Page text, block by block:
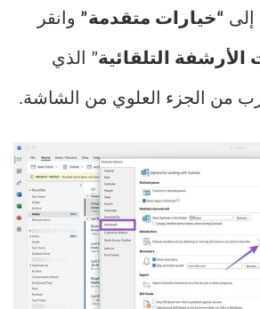
إلى “خيارات متقدمة” وانقر
الأرشفة التلقائية” الذي
من الجزء العلوي من الشاشة.